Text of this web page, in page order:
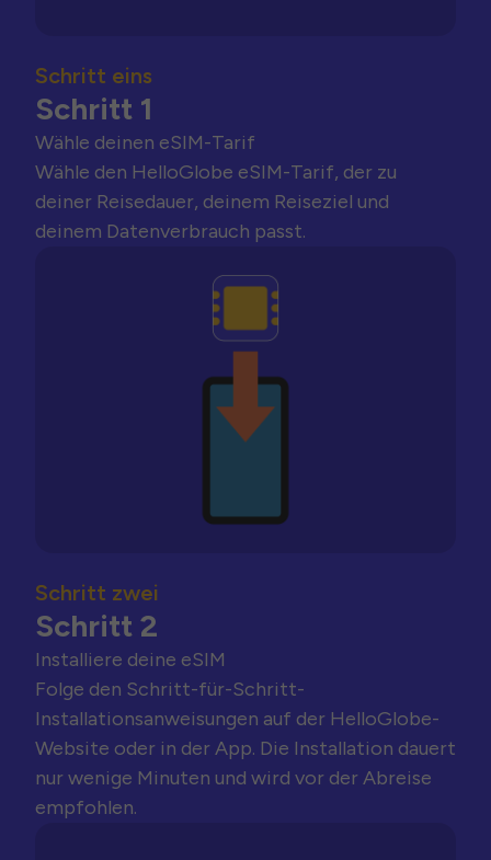
Schritt eins
Schritt 1
Wähle deinen eSIM-Tarif
Wähle den HelloGlobe eSIM-Tarif, der zu
deiner Reisedauer, deinem Reiseziel und
deinem Datenverbrauch passt.
Schritt zwei
Schritt 2
Installiere deine eSIM
Folge den Schritt-für-Schritt-
Installationsanweisungen auf der HelloGlobe-
Website oder in der App. Die Installation dauert
nur wenige Minuten und wird vor der Abreise
empfohlen.